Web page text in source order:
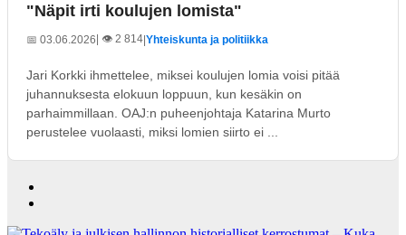
"Näpit irti koulujen lomista"
📅 03.06.2026| 👁️ 2 814 Yhteiskunta ja politiikka
Jari Korkki ihmettelee, miksei koulujen lomia voisi pitää
juhannuksesta elokuun loppuun, kun kesäkin on
parhaimmillaan. OAJ:n puheenjohtaja Katarina Murto
perustelee vuolaasti, miksi lomien siirto ei ...